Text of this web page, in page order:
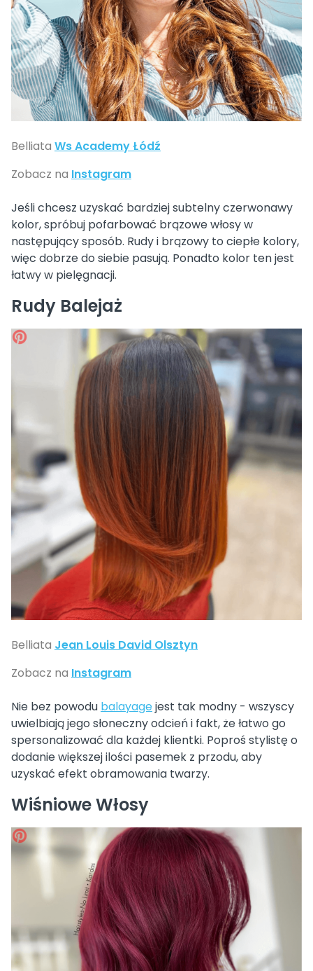
Belliata Ws Academy Łódź
Zobacz na Instagram
Jeśli chcesz uzyskać bardziej subtelny czerwonawy
kolor, spróbuj pofarbować brązowe włosy w
następujący sposób. Rudy i brązowy to ciepłe kolory,
więc dobrze do siebie pasują. Ponadto kolor ten jest
łatwy w pielęgnacji.
Rudy Balejaż
Belliata Jean Louis David Olsztyn
Zobacz na Instagram
Nie bez powodu balayagejest tak modny - wszyscy
uwielbiają jego słoneczny odcień i fakt, że łatwo go
spersonalizować dla każdej klientki. Poproś stylistę o
dodanie większej ilości pasemek z przodu, aby
uzyskać efekt obramowania twarzy.
Wiśniowe Włosy